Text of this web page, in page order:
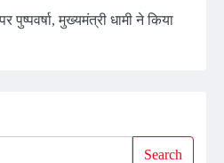
पुष्पवर्षा, मुख्यमंत्री धामी ने किया
Search